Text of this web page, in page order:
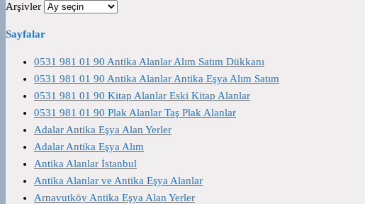
Arşivler
Sayfalar
0531 981 01 90 Antika Alanlar Alım Satım Dükkanı
0531 981 01 90 Antika Alanlar Antika Eşya Alım Satım
0531 981 01 90 Kitap Alanlar Eski Kitap Alanlar
0531 981 01 90 Plak Alanlar Taş Plak Alanlar
Adalar Antika Eşya Alan Yerler
Adalar Antika Eşya Alım
Antika Alanlar İstanbul
Antika Alanlar ve Antika Eşya Alanlar
Arnavutköy Antika Eşya Alan Yerler